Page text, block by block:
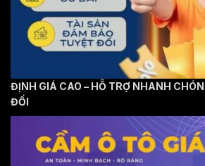
ĐỊNH GIÁ CAO – HỖ TRỢ NHANH
ĐỐI